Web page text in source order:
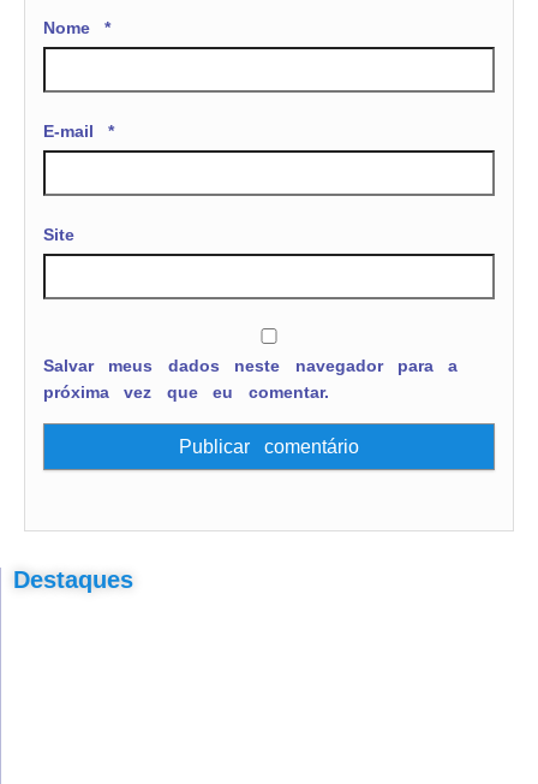
Nome*
E-mail*
Site
Salvar meus dados neste navegador para a
próxima vez que eu comentar.
Destaques